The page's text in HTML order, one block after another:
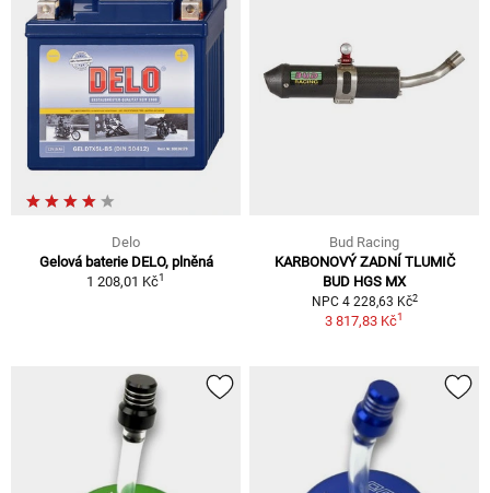
Delo
Gelová baterie DELO, plněná
1 208,01 Kč1
Bud Racing
KARBONOVÝ ZADNÍ TLUMIČ
BUD HGS MX
NPC 4 228,63 Kč2
3 817,83 Kč1